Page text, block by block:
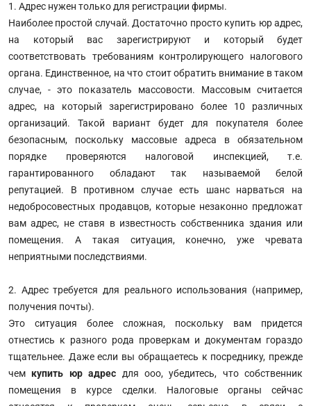
1. Адрес нужен только для регистрации фирмы.
Наиболее простой случай. Достаточно просто купить юр адрес,
на который вас зарегистрируют и который будет
соответствовать требованиям контролирующего налогового
органа. Единственное, на что стоит обратить внимание в таком
случае, - это показатель массовости. Массовым считается
адрес, на который зарегистрировано более 10 различных
организаций. Такой вариант будет для покупателя более
безопасным, поскольку массовые адреса в обязательном
порядке проверяются налоговой инспекцией, т.е.
гарантированного обладают так называемой белой
репутацией. В противном случае есть шанс нарваться на
недобросовестных продавцов, которые незаконно предложат
вам адрес, не ставя в известность собственника здания или
помещения. А такая ситуация, конечно, уже чревата
неприятными последствиями.
2. Адрес требуется для реального использования (например,
получения почты).
Это ситуация более сложная, поскольку вам придется
отнестись к разного рода проверкам и документам гораздо
тщательнее. Даже если вы обращаетесь к посреднику, прежде
чемкупить юр адрес для ооо, убедитесь, что собственник
помещения в курсе сделки. Налоговые органы сейчас